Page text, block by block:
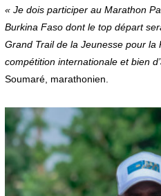
« Je dois participer au Marathon
Burkina Faso dont le top départ
Grand Trail de la Jeunesse pour la
compétition internationale et bien
Soumaré, marathonien.